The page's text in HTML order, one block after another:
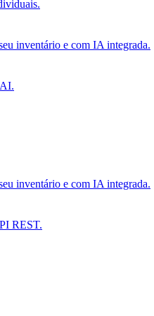
inventário e com IA integrada.
inventário e com IA integrada.
REST.